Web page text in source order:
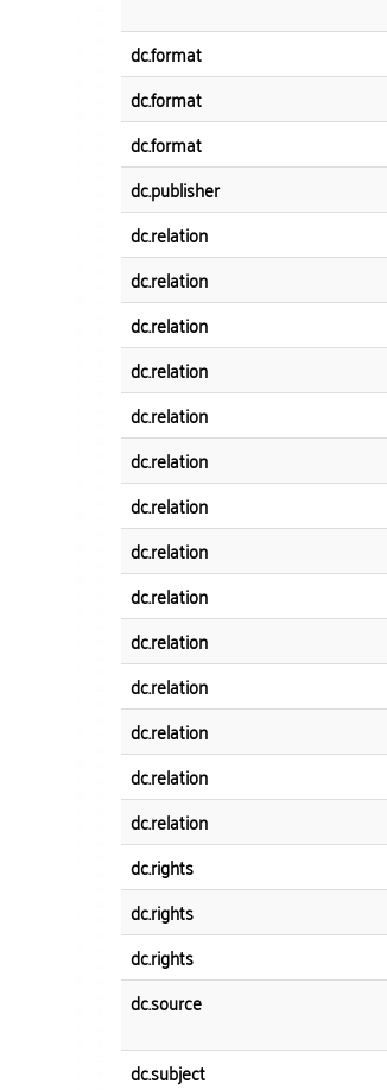
dc.format
dc.format
dc.format
dc.publisher
dc.relation
dc.relation
dc.relation
dc.relation
dc.relation
dc.relation
dc.relation
dc.relation
dc.relation
dc.relation
dc.relation
dc.relation
dc.relation
dc.relation
dc.rights
dc.rights
dc.rights
dc.source
dc.subject